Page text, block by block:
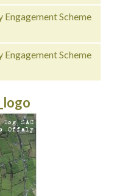
Scheme
Scheme